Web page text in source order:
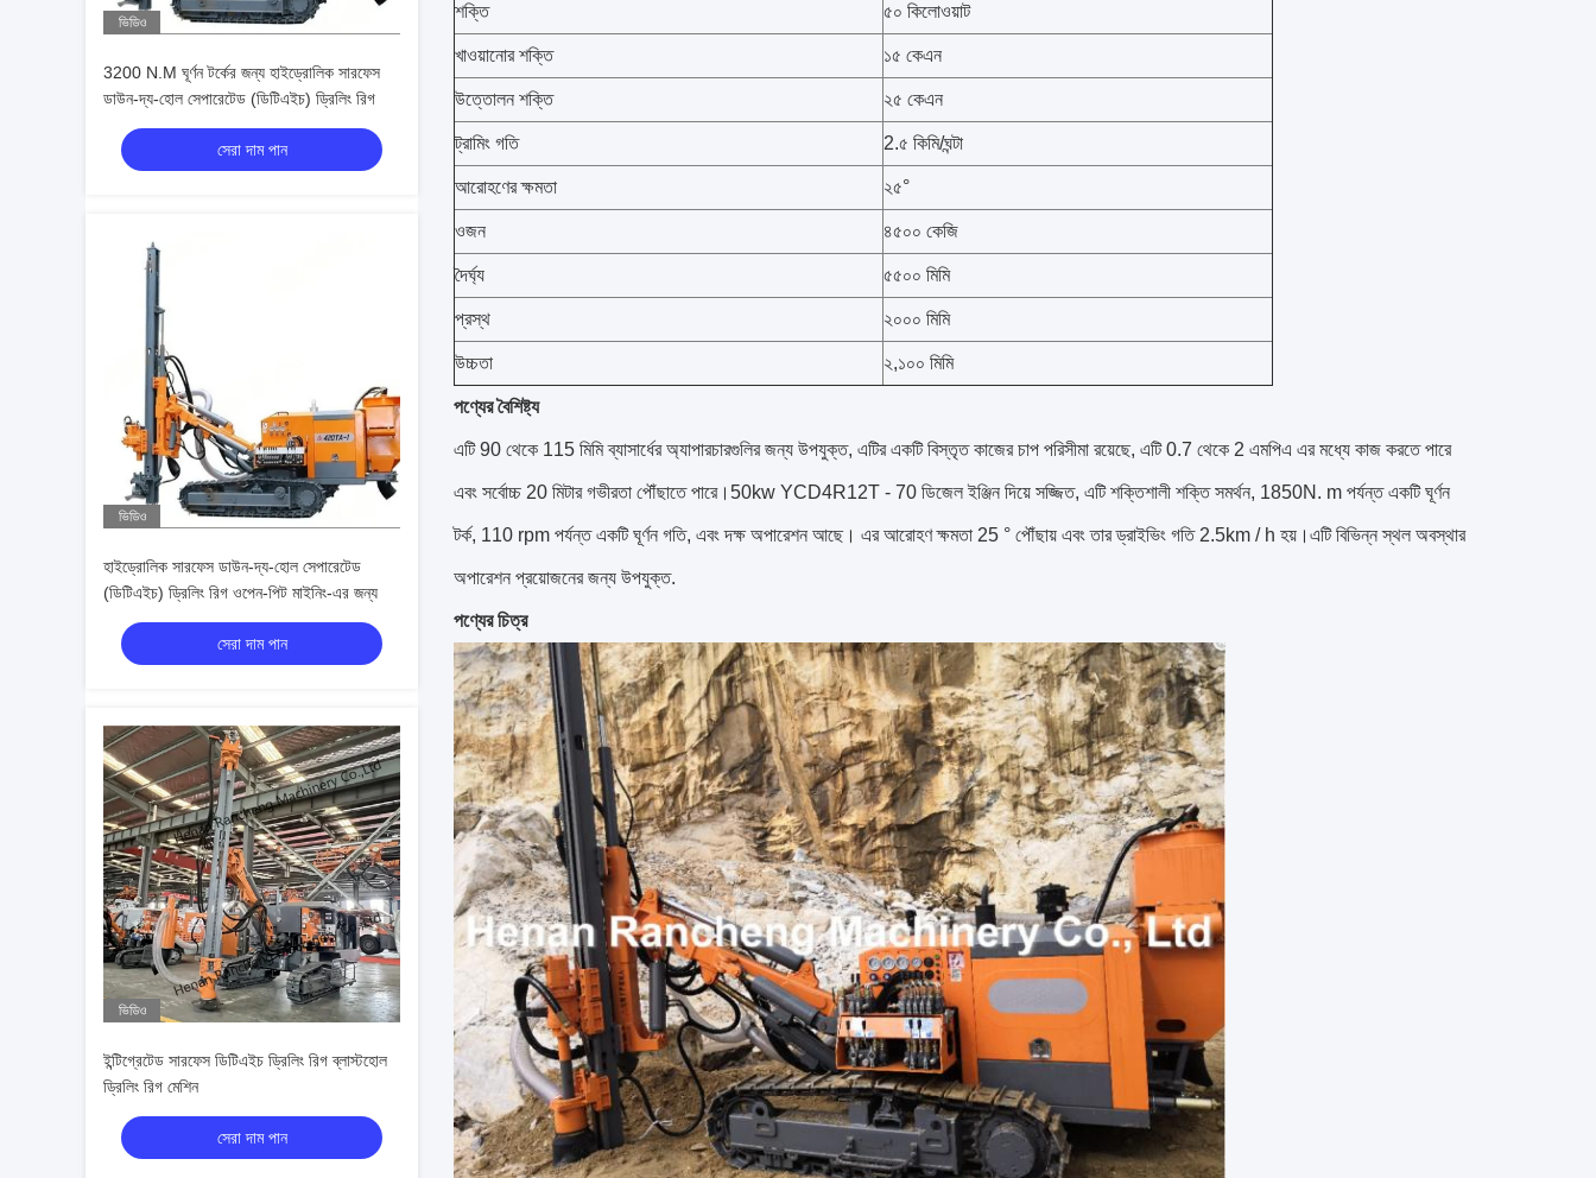
ভিডিও
3200 N.M ঘূর্ণন টর্কের জন্য হাইড্রোলিক সারফেস
ডাউন-দ্য-হোল সেপারেটেড (ডিটিএইচ) ড্রিলিং রিগ
সেরা দাম পান
ভিডিও
হাইড্রোলিক সারফেস ডাউন-দ্য-হোল সেপারেটেড
(ডিটিএইচ) ড্রিলিং রিগ ওপেন-পিট মাইনিং-এর জন্য
সেরা দাম পান
ভিডিও
ইন্টিগ্রেটেড সারফেস ডিটিএইচ ড্রিলিং রিগ ব্লাস্টহোল
ড্রিলিং রিগ মেশিন
সেরা দাম পান
শক্তি ৫০ কিলোওয়াট
খাওয়ানোর শক্তি ১৫ কেএন
উত্তোলন শক্তি ২৫ কেএন
ট্রামিং গতি 2.৫ কিমি/ঘন্টা
আরোহণের ক্ষমতা ২৫°
ওজন ৪৫০০ কেজি
দৈর্ঘ্য ৫৫০০ মিমি
প্রস্থ ২০০০ মিমি
উচ্চতা ২,১০০ মিমি
পণ্যের বৈশিষ্ট্য
এটি 90 থেকে 115 মিমি ব্যাসার্ধের অ্যাপারচারগুলির জন্য উপযুক্ত, এটির একটি বিস্তৃত কাজের চাপ পরিসীমা রয়েছে, এটি 0.7 থেকে 2 এমপিএ এর মধ্যে কাজ করতে পারে
এবং সর্বোচ্চ 20 মিটার গভীরতা পৌঁছাতে পারে।50kw YCD4R12T - 70 ডিজেল ইঞ্জিন দিয়ে সজ্জিত, এটি শক্তিশালী শক্তি সমর্থন, 1850N. m পর্যন্ত একটি ঘূর্ণন
টর্ক, 110 rpm পর্যন্ত একটি ঘূর্ণন গতি, এবং দক্ষ অপারেশন আছে। এর আরোহণ ক্ষমতা 25 ° পৌঁছায় এবং তার ড্রাইভিং গতি 2.5km / h হয়।এটি বিভিন্ন স্থল অবস্থার
অপারেশন প্রয়োজনের জন্য উপযুক্ত.
পণ্যের চিত্র